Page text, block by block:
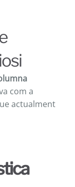
com a
actualment